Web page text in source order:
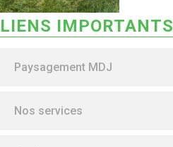
LIENS IMPORTANTS
Paysagement MDJ
Nos services